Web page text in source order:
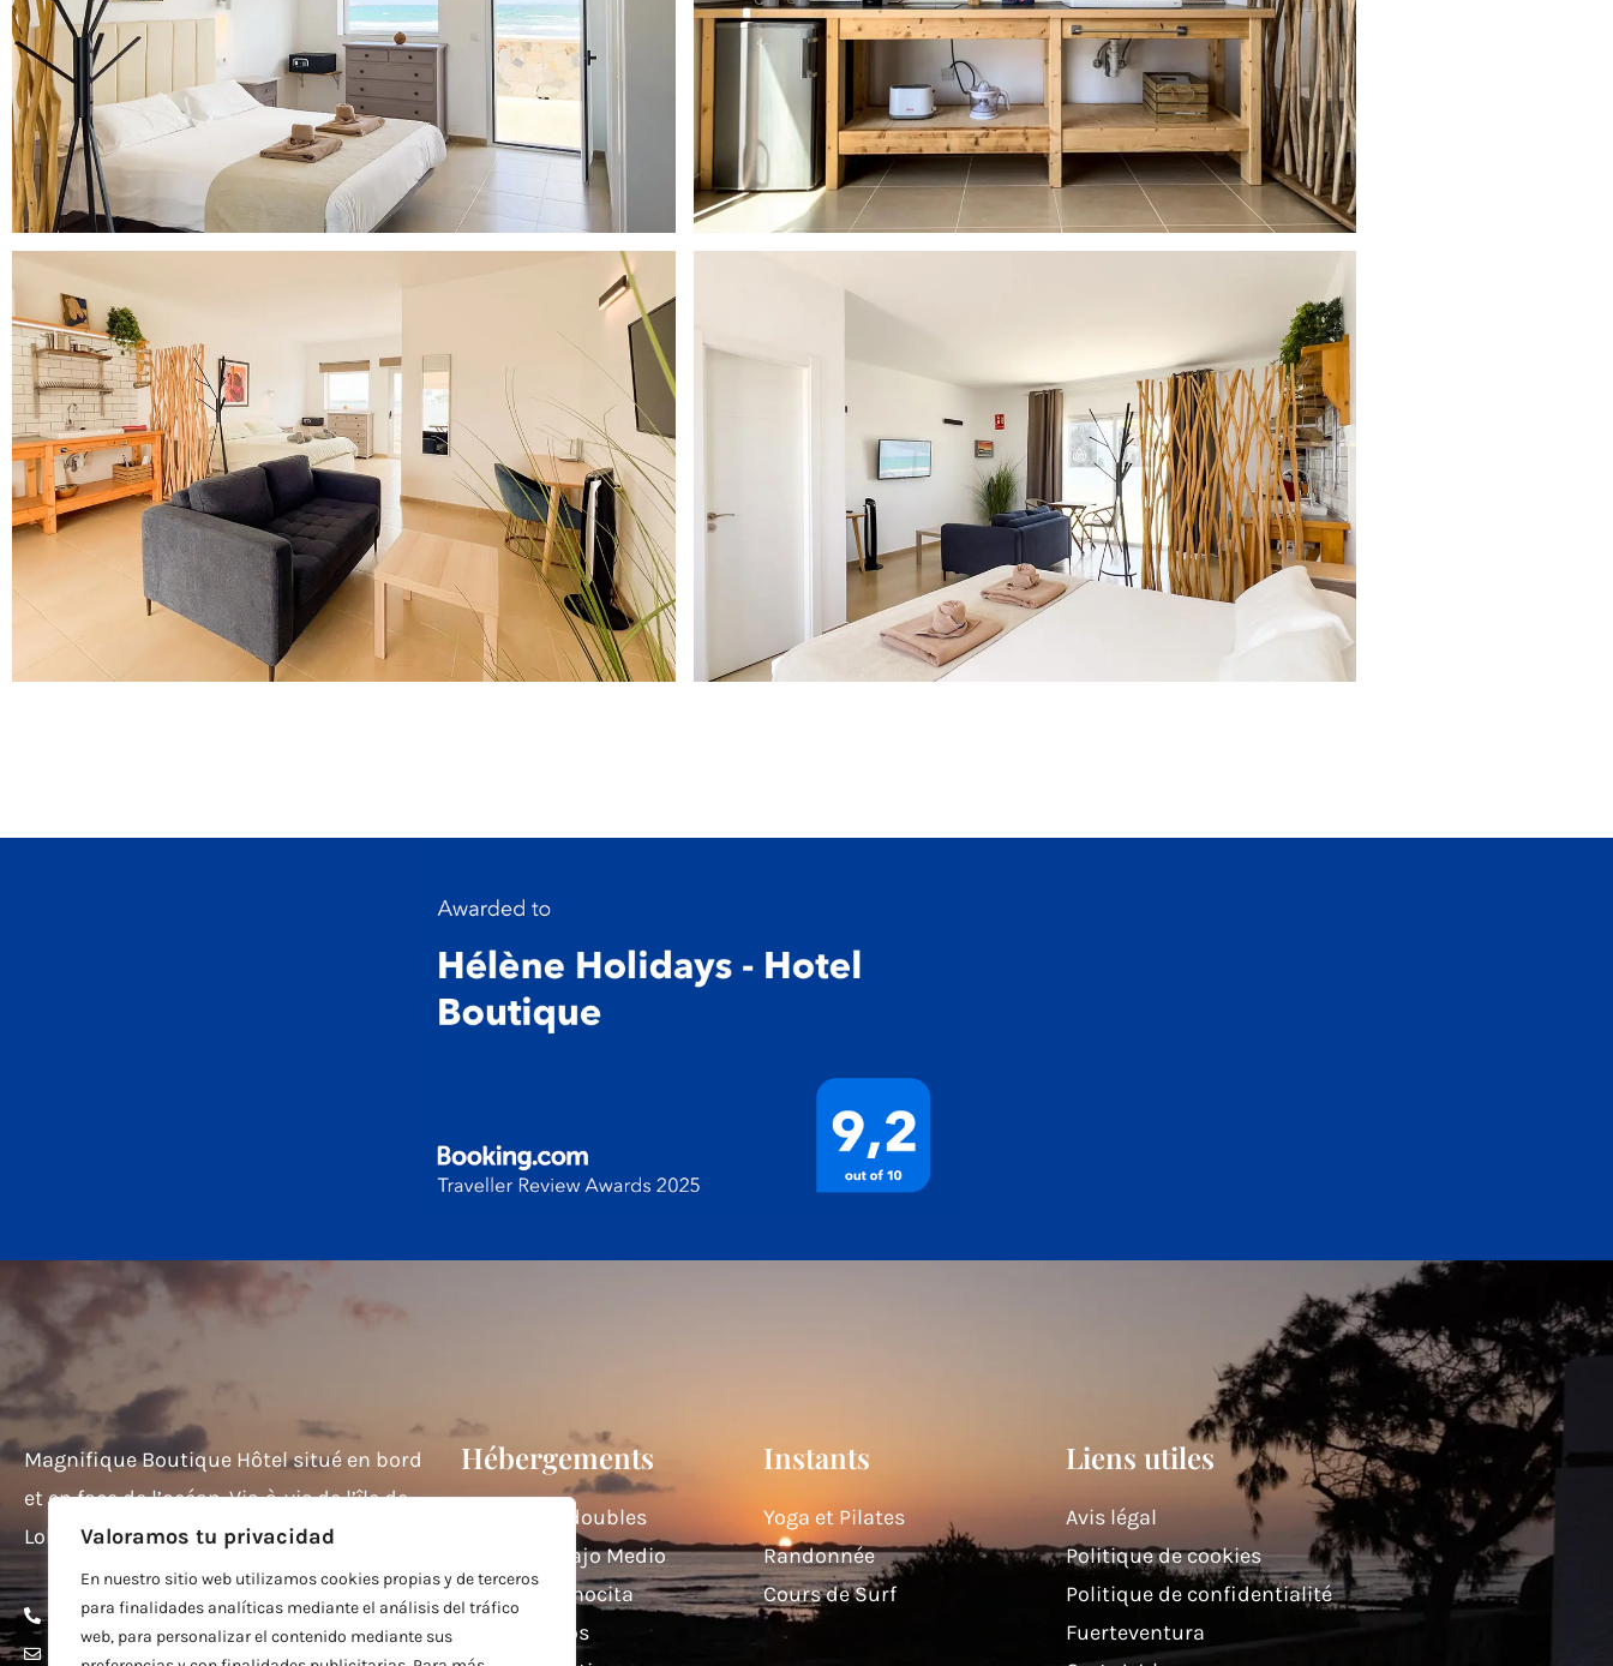
Valoramos tu privacidad
En nuestro sitio web utilizamos cookies propias y de terceros
para finalidades analíticas mediante el análisis del tráfico
web, para personalizar el contenido mediante sus
Magnifique Boutique Hôtel situé en bord
et en face de l’océan. Vis-à-vis de l’île de
Lobos et de Lanzarote.
+34 628 18 18 84
info@helenefuerteventura.com
Hébergements
Chambres doubles
Chambre Bajo Medio
Studio La Chocita
Studio Lobos
Instants
Yoga et Pilates
Randonnée
Cours de Surf
Liens utiles
Avis légal
Politique de cookies
Politique de confidentialité
Fuerteventura